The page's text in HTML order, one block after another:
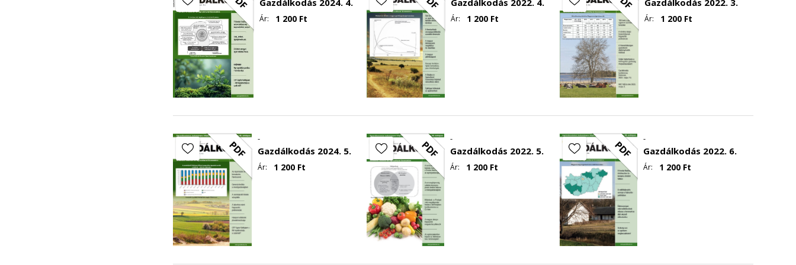
Ár: 1 200Ft Ár: 1 200 Ft Ár: 1 200Ft
PDF -
Gazdálkodás 2024. 5.
Ár: 1 200Ft
PDF -
Gazdálkodás 2022. 5.
Ár: 1 200 Ft
PDF -
Gazdálkodás 2022. 6.
Ár: 1 200 Ft